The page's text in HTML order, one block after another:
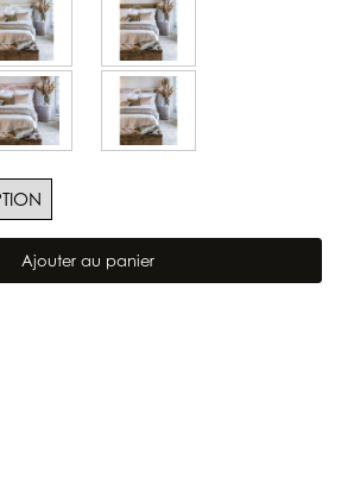
Ajouter au panier